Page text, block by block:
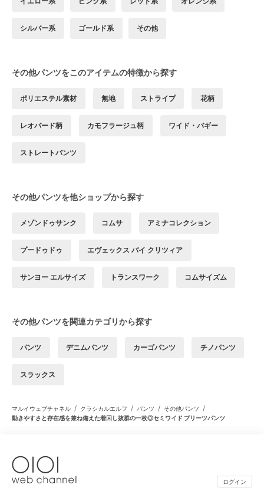
シルバー系 ゴールド系 その他
その他パンツをこのアイテムの特徴から探す
ポリエステル素材 無地 ストライプ 花柄
レオパード柄 カモフラージュ柄 ワイド・バギー
ストレートパンツ
その他パンツを他ショップから探す
メゾンドゥサンク コムサ アミナコレクション
プードゥドゥ エヴェックス バイ クリツィア
サンヨー エルサイズ トランスワーク コムサイズム
その他パンツを関連カテゴリから探す
パンツ デニムパンツ カーゴパンツ チノパンツ
スラックス
マルイウェブチャネル / クラシカルエルフ / パンツ / その他パンツ /
動きやすさと存在感を兼ね備えた着回し抜群の一枚◎セミワイド プリーツパンツ
ログイン